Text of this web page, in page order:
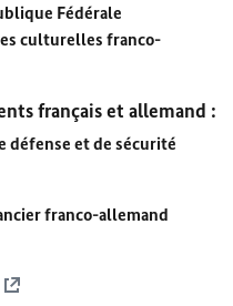
Fédérale
culturelles franco-
français et allemand :
défense et de sécurité
franco-allemand